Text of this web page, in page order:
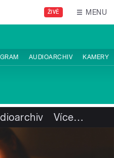
ŽIVĚ MENU
AUDIOARCHIV KAMERY
Více…